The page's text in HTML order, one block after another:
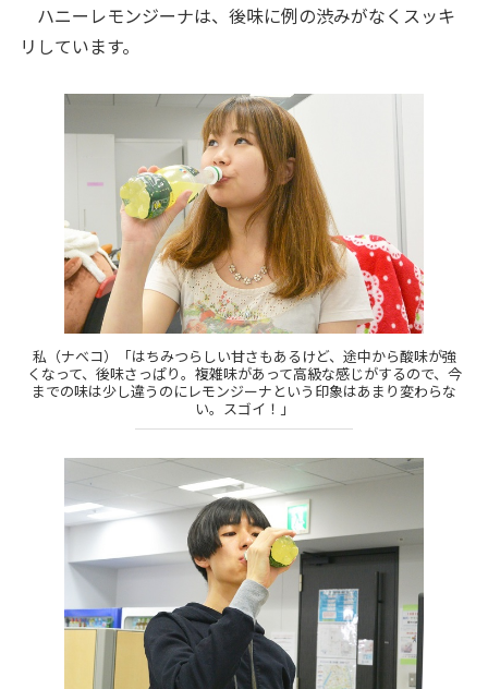
ハニーレモンジーナは、後味に例の渋みがなくスッキ
リしています。
私（ナベコ）「はちみつらしい甘さもあるけど、途中から酸味が強
くなって、後味さっぱり。複雑味があって高級な感じがするので、今
までの味は少し違うのにレモンジーナという印象はあまり変わらな
い。スゴイ！」